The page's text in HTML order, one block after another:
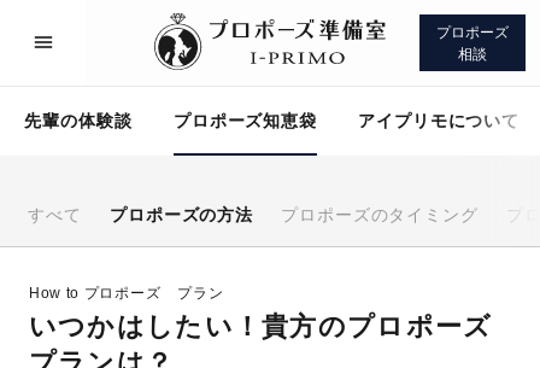
プロポーズ
相談
先輩の体験談 プロポーズ知恵袋 アイプリモについて
すべて プロポーズの方法 プロポーズのタイミング プ
How to プロポーズ プラン
いつかはしたい！貴方のプロポーズ
プロポーズサポート 先輩の体験談
プロポーズ知恵袋